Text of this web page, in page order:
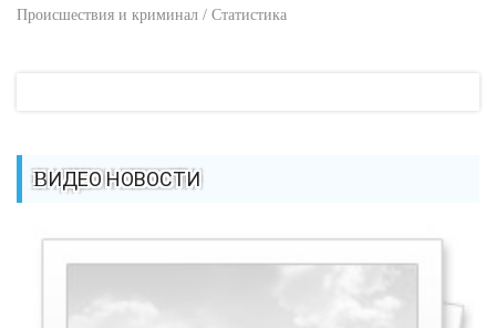
Происшествия и криминал / Статистика
ВИДЕО НОВОСТИ